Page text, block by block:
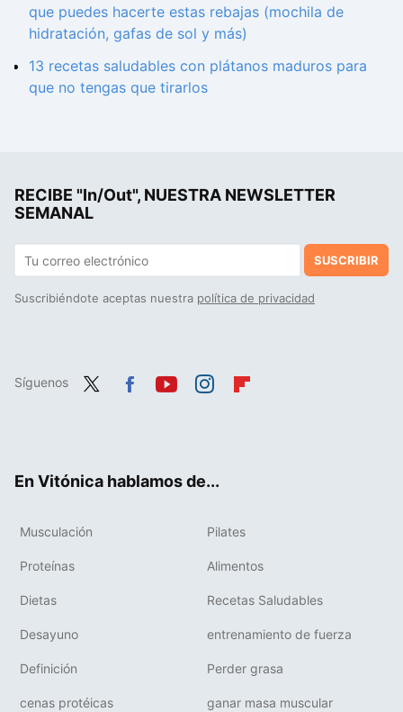
que puedes hacerte estas rebajas (mochila de
hidratación, gafas de sol y más)
13 recetas saludables con plátanos maduros para
que no tengas que tirarlos
RECIBE "In/Out", NUESTRA NEWSLETTER
SEMANAL
SUSCRIBIR
Suscribiéndote aceptas nuestra política de privacidad
Síguenos
En Vitónica hablamos de...
Musculación Pilates
Proteínas Alimentos
Dietas Recetas Saludables
Desayuno entrenamiento de fuerza
Definición Perder grasa
cenas protéicas ganar masa muscular